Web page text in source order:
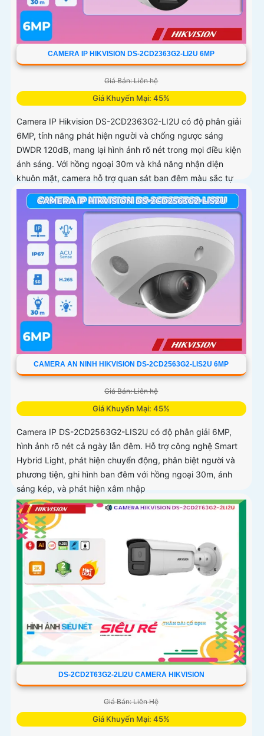
CAMERA IP HIKVISION DS-2CD2363G2-LI2U 6MP
Giá Bán: Liên hệ
Giá Khuyến Mại: 45%
Camera IP Hikvision DS-2CD2363G2-LI2U có độ phân giải
6MP, tính năng phát hiện người và chống ngược sáng
DWDR 120dB, mang lại hình ảnh rõ nét trong mọi điều kiện
ánh sáng. Với hồng ngoại 30m và khả năng nhận diện
khuôn mặt, camera hỗ trợ quan sát ban đêm màu sắc tự
nhiên, phù hợp cho công trình
CAMERA AN NINH HIKVISION DS-2CD2563G2-LIS2U 6MP
Giá Bán: Liên hệ
Giá Khuyến Mại: 45%
Camera IP DS-2CD2563G2-LIS2U có độ phân giải 6MP,
hình ảnh rõ nét cả ngày lẫn đêm. Hỗ trợ công nghệ Smart
Hybrid Light, phát hiện chuyển động, phân biệt người và
phương tiện, ghi hình ban đêm với hồng ngoại 30m, ánh
sáng kép, và phát hiện xâm nhập
DS-2CD2T63G2-2LI2U CAMERA HIKVISION
Giá Bán: Liên Hệ
Giá Khuyến Mại: 45%